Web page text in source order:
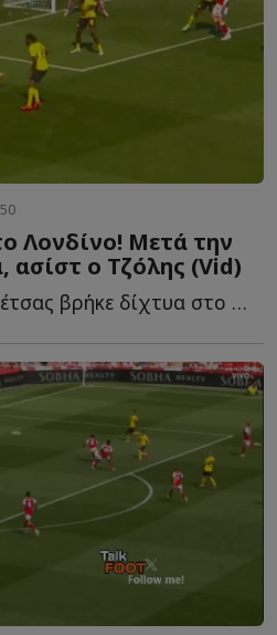
Λονδίνο! Μετά την
ασίστ ο Τζόλης (Vid)
Ο Κωνσταντίνος Καρέτσας βρήκε δίχτυα στο ντεμπούτο μ...